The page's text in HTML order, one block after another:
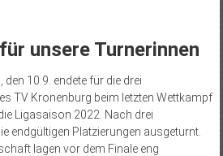
unsere Turnerinnen
10.9. endete für die drei
TV Kronenburg beim letzten Wettkampf
Ligasaison 2022. Nach drei
endgültigen Platzierungen ausgeturnt.
lagen vor dem Finale eng